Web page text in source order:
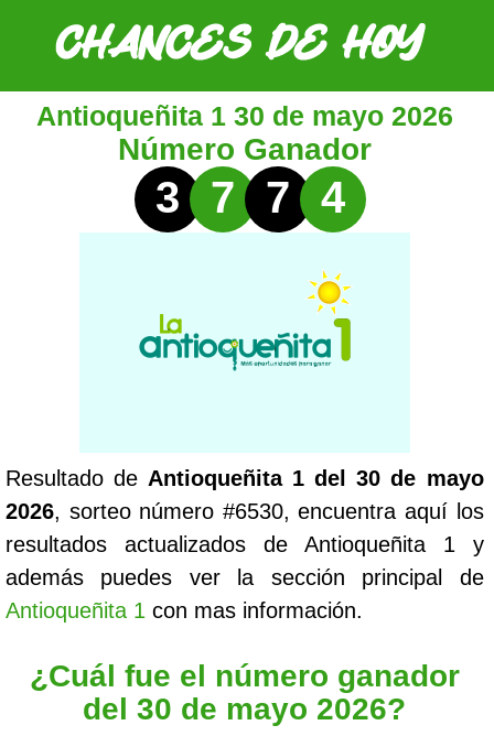
Antioqueñita 1 30 de mayo 2026
Número Ganador
3 7 7 4
Resultado de Antioqueñita 1 del 30 de mayo
2026, sorteo número #6530, encuentra aquí los
resultados actualizados de Antioqueñita 1 y
además puedes ver la sección principal de
Antioqueñita 1 con mas información.
¿Cuál fue el número ganador
del 30 de mayo 2026?